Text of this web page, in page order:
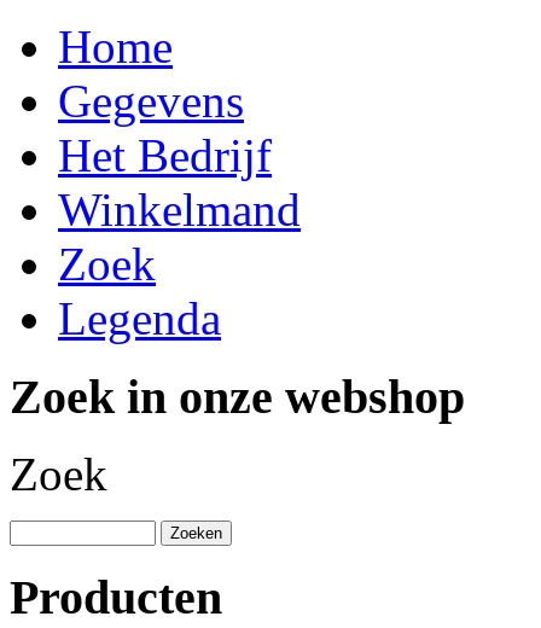
Home
Gegevens
Het Bedrijf
Winkelmand
Zoek
Legenda
Zoek in onze webshop
Zoek
Producten